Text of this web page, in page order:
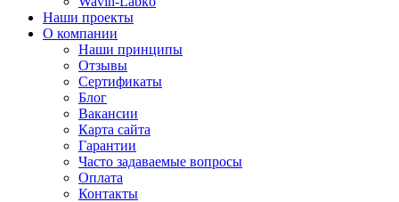
Наши проекты
О компании
Наши принципы
Отзывы
Сертификаты
Блог
Вакансии
Карта сайта
Гарантии
Часто задаваемые вопросы
Оплата
Контакты